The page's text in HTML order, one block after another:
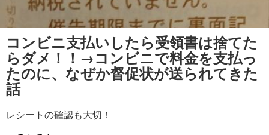
コンビニ支払いしたら受領書は捨てた
らダメ！！→コンビニで料金を支払っ
たのに、なぜか督促状が送られてきた
話
レシートの確認も大切！